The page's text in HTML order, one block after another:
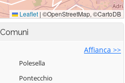
Comuni
Affianca >>
Polesella
Pontecchio